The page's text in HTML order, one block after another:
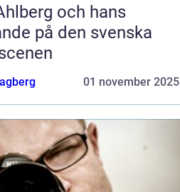
och hans
på den svenska
01 november 2025